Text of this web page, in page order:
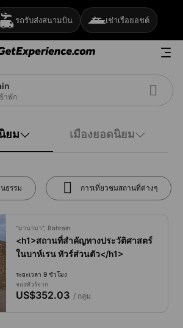
รถรับส่งสนามบิน เช่าเรือยอชต์
าพัก
ยม เมืองยอดนิยม
ธรรม การเที่ยวชมสถานที่ต่างๆ
"มานามา", Bahrain
<h1>สถานที่สำคัญทางประวัติศาสตร์
ในบาห์เรน ทัวร์ส่วนตัว</h1>
ระยะเวลา 9 ชั่วโมง
จองทัวร์จาก
US$352.03/ กลุ่ม